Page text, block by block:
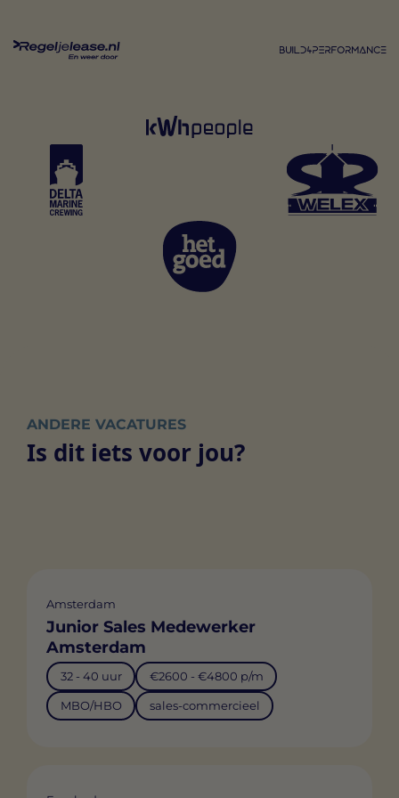
ANDERE VACATURES
Is dit iets voor jou?
Amsterdam
Junior Sales Medewerker
Amsterdam
32 - 40 uur €2600 - €4800 p/m
MBO/HBO sales-commercieel